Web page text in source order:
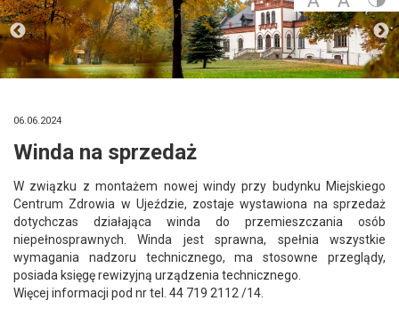
06.06.2024
Winda na sprzedaż
W związku z montażem nowej windy przy budynku Miejskiego
Centrum Zdrowia w Ujeździe, zostaje wystawiona na sprzedaż
dotychczas działająca winda do przemieszczania osób
niepełnosprawnych. Winda jest sprawna, spełnia wszystkie
wymagania nadzoru technicznego, ma stosowne przeglądy,
posiada księgę rewizyjną urządzenia technicznego.
Więcej informacji pod nr tel. 44 719 2112 /14.